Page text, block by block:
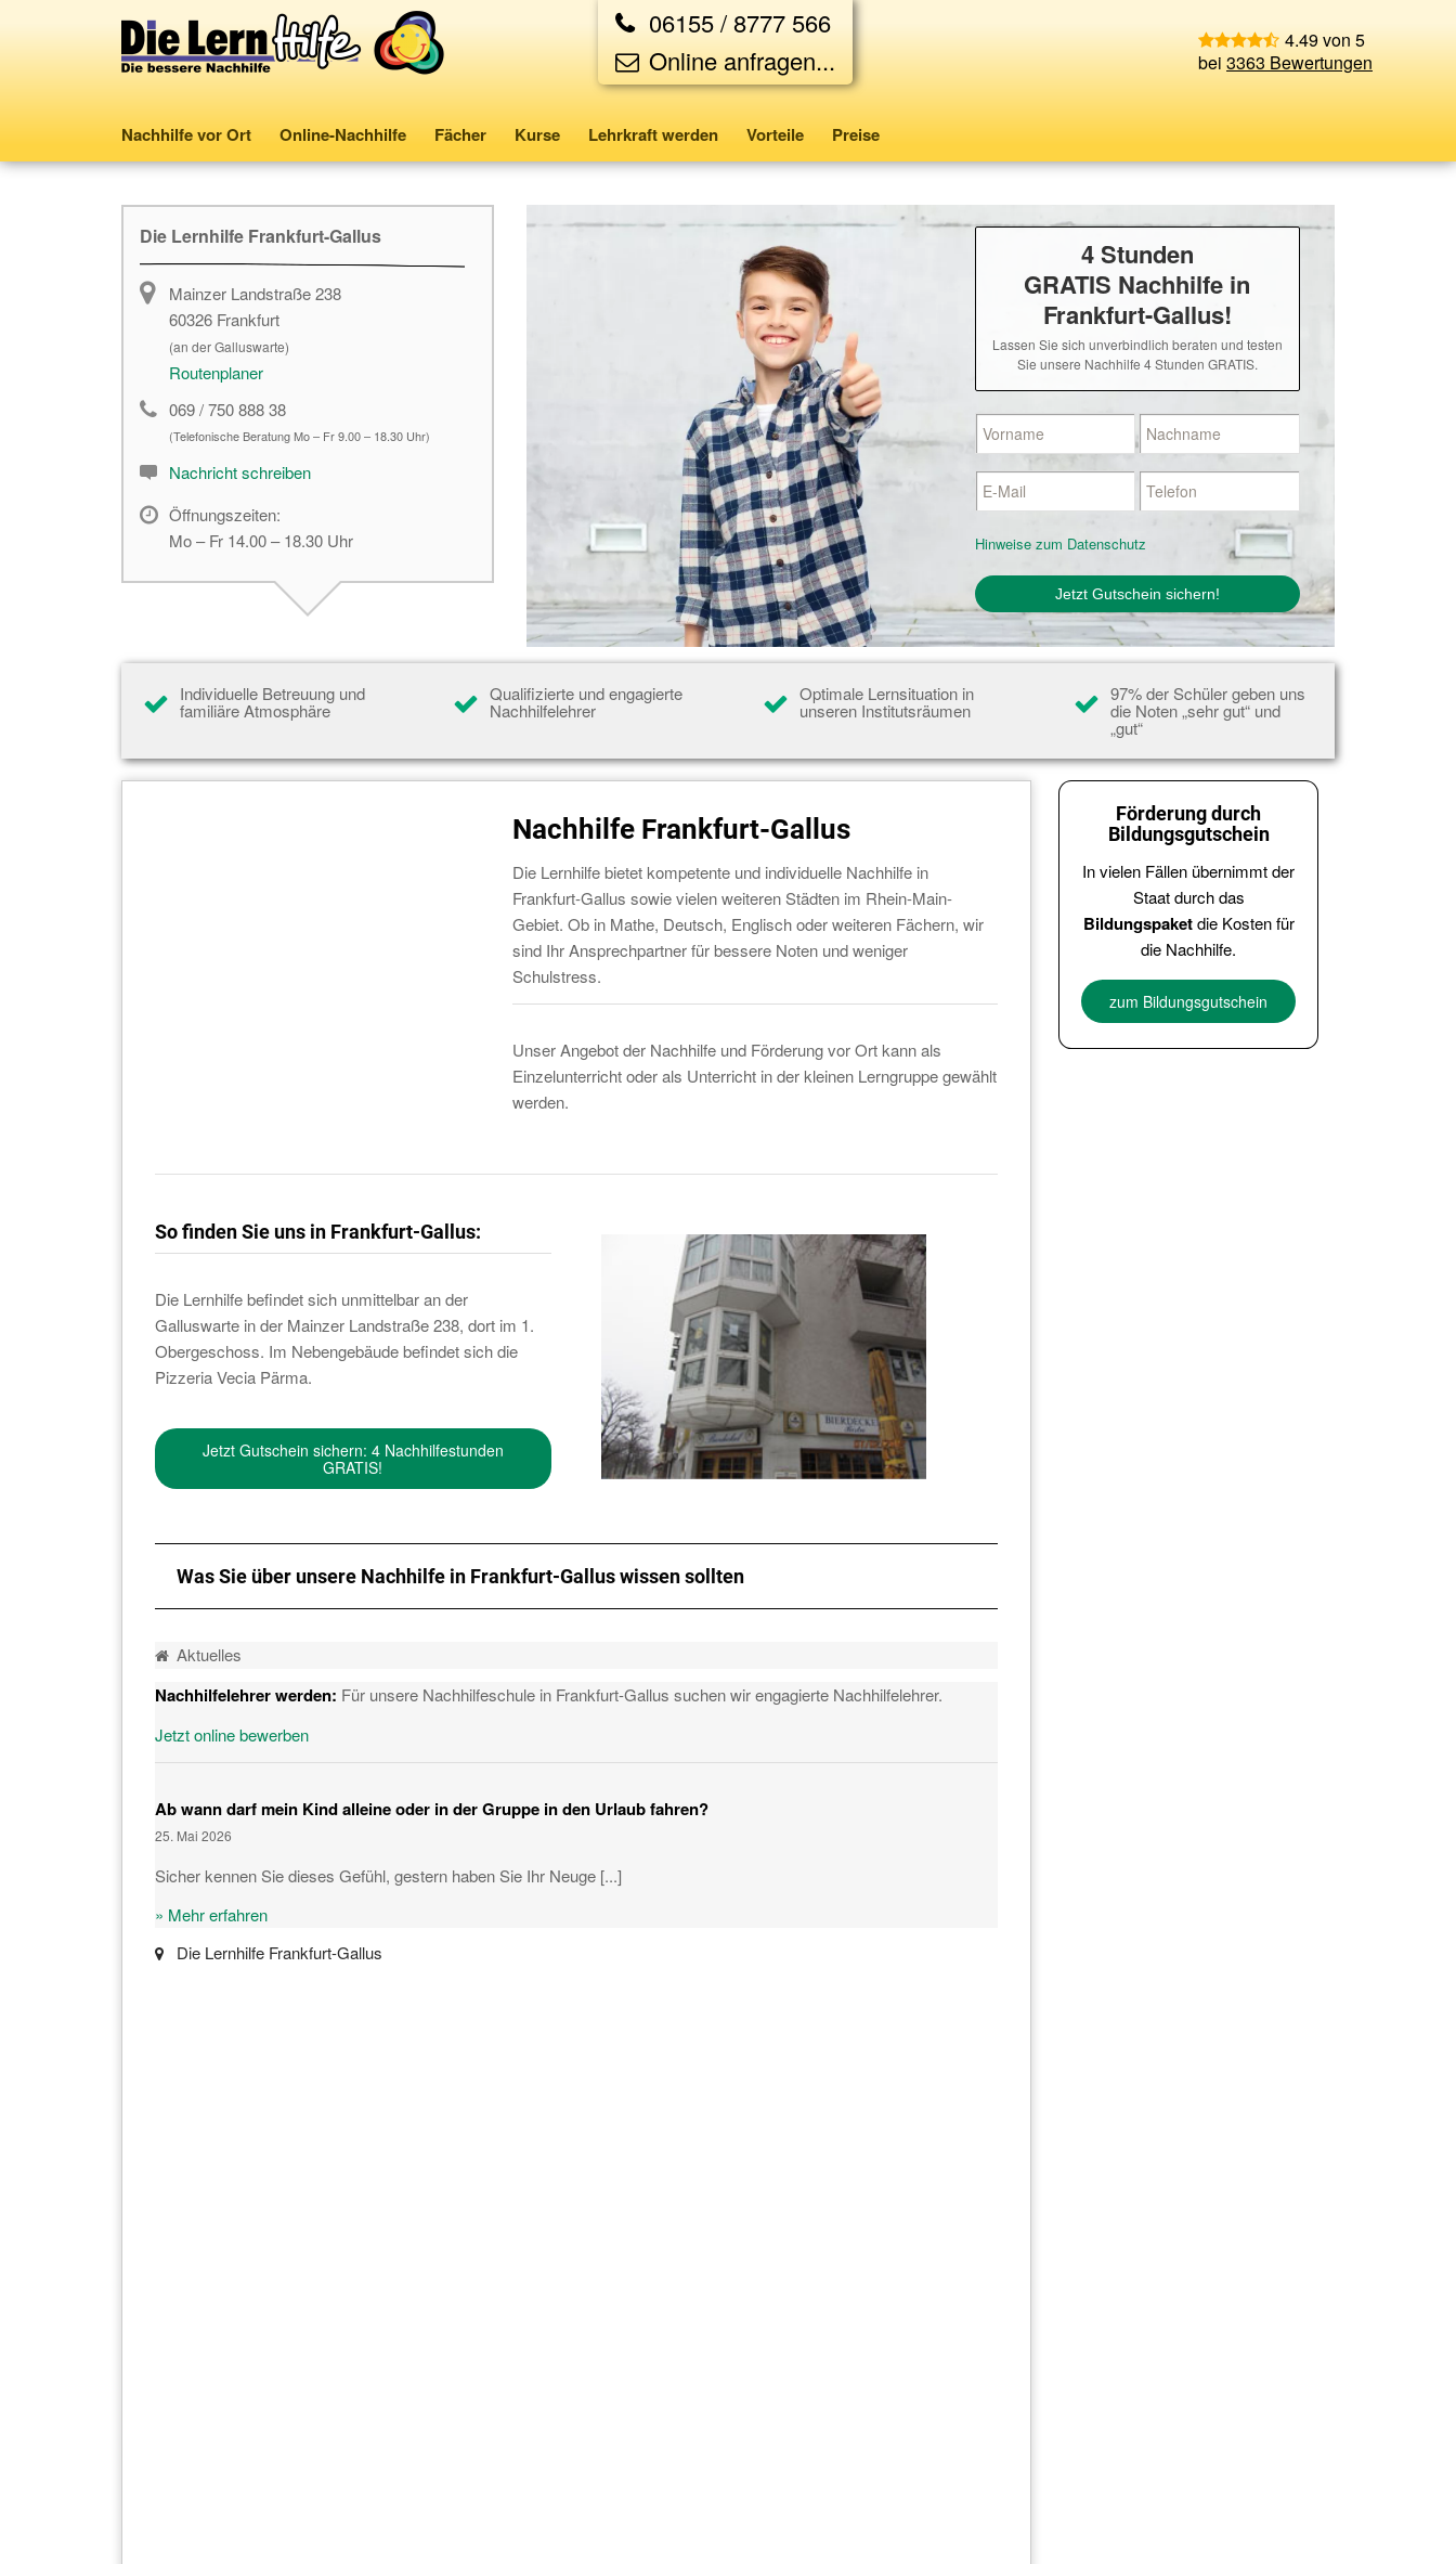
Nachhilfe vor Ort Online-Nachhilfe Fächer Kurse Lehrkraft werden Vorteile Preise
4.49 von 5
bei 3363 Bewertungen
06155 / 8777 566
Online anfragen...
Die Lernhilfe Frankfurt-Gallus
Mainzer Landstraße 238
60326 Frankfurt
(an der Galluswarte)
Routenplaner
069 / 750 888 38
(Telefonische Beratung Mo – Fr 9.00 – 18.30 Uhr)
Nachricht schreiben
Öffnungszeiten:
Mo – Fr 14.00 – 18.30 Uhr
4 Stunden
GRATIS Nachhilfe in
Frankfurt-Gallus!
Lassen Sie sich unverbindlich beraten und testen
Sie unsere Nachhilfe 4 Stunden GRATIS.
Hinweise zum Datenschutz
Individuelle Betreuung und
familiäre Atmosphäre
Qualifizierte und engagierte
Nachhilfelehrer
Optimale Lernsituation in
unseren Institutsräumen
97% der Schüler geben uns
die Noten „sehr gut“ und
„gut“
Nachhilfe Frankfurt-Gallus
Die Lernhilfe bietet kompetente und individuelle Nachhilfe in
Frankfurt-Gallus sowie vielen weiteren Städten im Rhein-Main-
Gebiet. Ob in Mathe, Deutsch, Englisch oder weiteren Fächern, wir
sind Ihr Ansprechpartner für bessere Noten und weniger
Schulstress.
Unser Angebot der Nachhilfe und Förderung vor Ort kann als
Einzelunterricht oder als Unterricht in der kleinen Lerngruppe gewählt
werden.
So finden Sie uns in Frankfurt-Gallus:
Die Lernhilfe befindet sich unmittelbar an der
Galluswarte in der Mainzer Landstraße 238, dort im 1.
Obergeschoss. Im Nebengebäude befindet sich die
Pizzeria Vecia Pärma.
Jetzt Gutschein sichern: 4 Nachhilfestunden
GRATIS!
Was Sie über unsere Nachhilfe in Frankfurt-Gallus wissen sollten
Aktuelles
Nachhilfelehrer werden: Für unsere Nachhilfeschule in Frankfurt-Gallus suchen wir engagierte Nachhilfelehrer.
Jetzt online bewerben
Ab wann darf mein Kind alleine oder in der Gruppe in den Urlaub fahren?
25. Mai 2026
Sicher kennen Sie dieses Gefühl, gestern haben Sie Ihr Neuge [...]
» Mehr erfahren
Die Lernhilfe Frankfurt-Gallus
Förderung durch
Bildungsgutschein
In vielen Fällen übernimmt der
Staat durch das
Bildungspaketdie Kosten für
die Nachhilfe.
zum Bildungsgutschein